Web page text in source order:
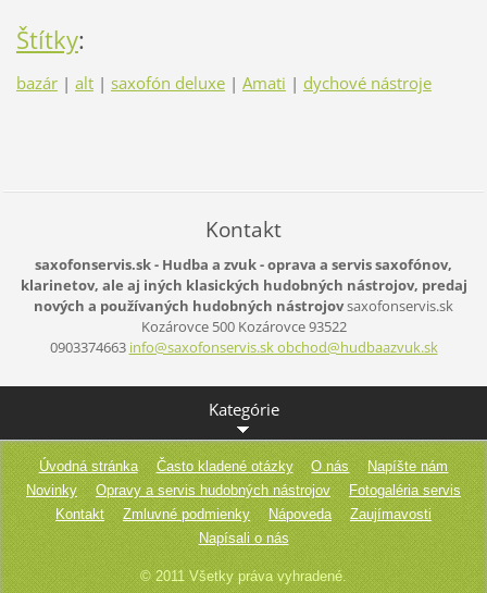
Štítky:
bazár | alt | saxofón deluxe | Amati | dychové nástroje
Kontakt
saxofonservis.sk - Hudba a zvuk - oprava a servis saxofónov,
klarinetov, ale aj iných klasických hudobných nástrojov, predaj
nových a používaných hudobných nástrojovsaxofonservis.sk
Kozárovce 500Kozárovce93522
0903374663 info@saxofonservis.sk obchod@hudbaazvuk.sk
Kategórie
Úvodná stránka Často kladené otázky O nás
Napíšte nám
Novinky
Opravy a servis hudobných nástrojov
Fotogaléria servis
Kontakt
Zmluvné podmienky Nápoveda
Zaujímavosti
Napísali o nás
© 2011 Všetky práva vyhradené.